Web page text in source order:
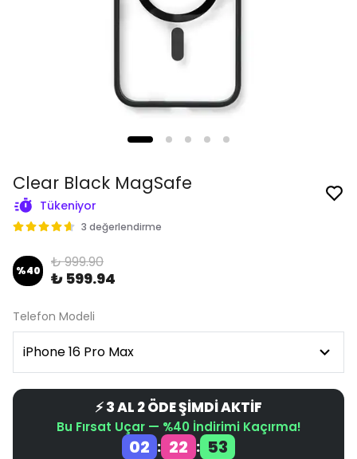
Clear Black MagSafe
Tükeniyor
3 değerlendirme
%40 ₺ 999.90
₺ 599.94
Telefon Modeli
⚡ 3 AL 2 ÖDE ŞİMDİ AKTİF
Bu Fırsat Uçar — %40 İndirimi Kaçırma!
02 : 22 : 52